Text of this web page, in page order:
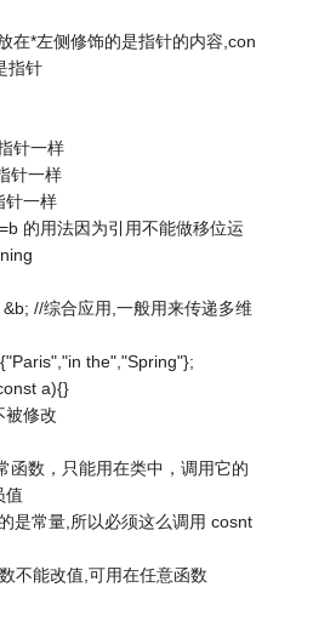
在*左侧修饰的是指针的内容,con
指针
针一样
针一样
针一样
的用法因为引用不能做移位运
//综合应用,一般用来传递多维
the","Spring"};
a){}
被修改
函数，只能用在类中，调用它的
值
是常量,所以必须这么调用 cosnt
不能改值,可用在任意函数